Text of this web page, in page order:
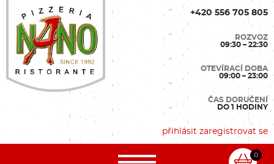
+420 556 705 805
ROZVOZ
09:30 – 22:30
OTEVÍRACÍ DOBA
09:00 – 23:00
ČAS DORUČENÍ
DO 1 HODINY
přihlásit zaregistrovat se
0